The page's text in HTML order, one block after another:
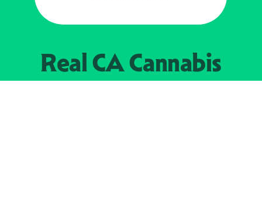
Real CACannabis